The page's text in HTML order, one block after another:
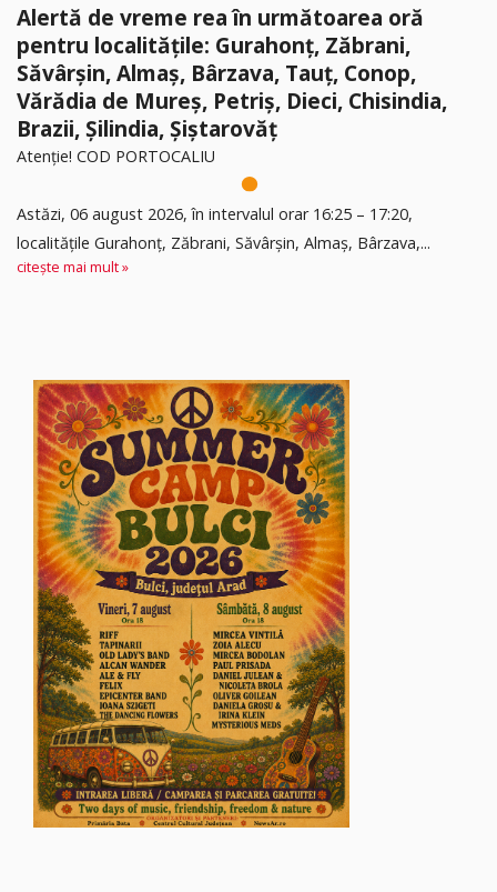
Alertă de vreme rea în următoarea oră
pentru localitățile: Gurahonț, Zăbrani,
Săvârșin, Almaș, Bârzava, Tauț, Conop,
Vărădia de Mureș, Petriș, Dieci, Chisindia,
Brazii, Șilindia, Șiștarovăț
Atenție! COD PORTOCALIU
Astăzi, 06 august 2026, în intervalul orar 16:25 – 17:20,
localitățile Gurahonț, Zăbrani, Săvârșin, Almaș, Bârzava,...
citește mai mult »